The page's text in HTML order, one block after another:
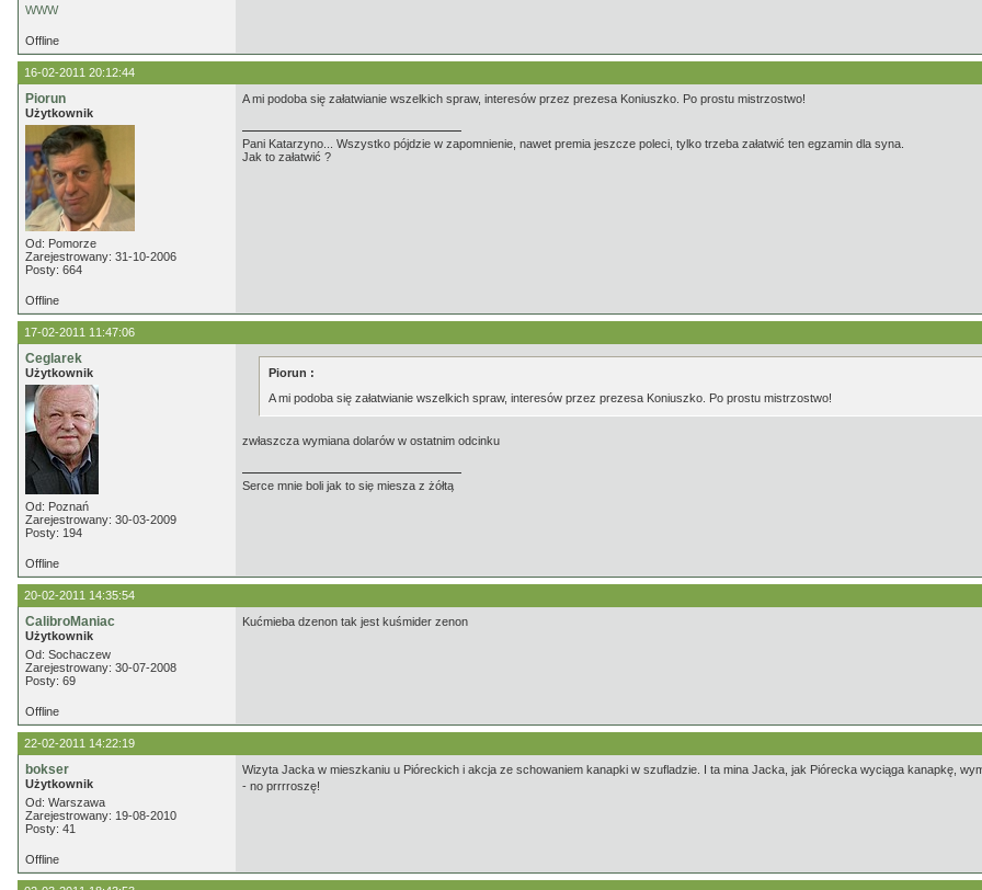
WWW
Offline
16-02-2011 20:12:44
Piorun
Użytkownik
Od: Pomorze
Zarejestrowany: 31-10-2006
Posty: 664
A mi podoba się załatwianie wszelkich spraw, interesów przez prezesa Koniuszko. Po prostu mistrzostwo!
Pani Katarzyno... Wszystko pójdzie w zapomnienie, nawet premia jeszcze poleci, tylko trzeba załatwić ten egzamin dla syna.
Jak to załatwić ?
Offline
17-02-2011 11:47:06
Ceglarek
Użytkownik
Od: Poznań
Zarejestrowany: 30-03-2009
Posty: 194
Piorun :
A mi podoba się załatwianie wszelkich spraw, interesów przez prezesa Koniuszko. Po prostu mistrzostwo!
zwłaszcza wymiana dolarów w ostatnim odcinku
Serce mnie boli jak to się miesza z żółtą
Offline
20-02-2011 14:35:54
CalibroManiac
Użytkownik
Od: Sochaczew
Zarejestrowany: 30-07-2008
Posty: 69
Kućmieba dzenon tak jest kuśmider zenon
Offline
22-02-2011 14:22:19
bokser
Użytkownik
Od: Warszawa
Zarejestrowany: 19-08-2010
Posty: 41
Wizyta Jacka w mieszkaniu u Pióreckich i akcja ze schowaniem kanapki w szufladzie. I ta mina Jacka, jak Piórecka wyciąga kanapkę,
- no prrrroszę!
Offline